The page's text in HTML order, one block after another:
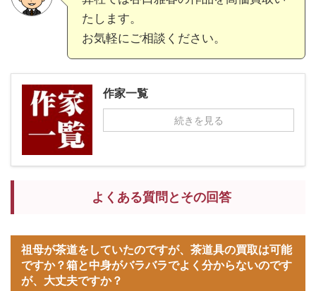
たします。
お気軽にご相談ください。
作家一覧
続きを見る
よくある質問とその回答
祖母が茶道をしていたのですが、茶道具の買取は可能
ですか？箱と中身がバラバラでよく分からないのです
が、大丈夫ですか？